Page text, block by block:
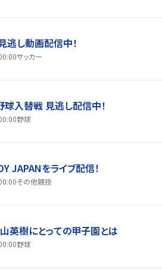
逃し動画配信中！
サッカー
入替戦 見逃し配信中！
野球
JAPANをライブ配信！
その他競技
英樹にとっての甲子園とは
野球